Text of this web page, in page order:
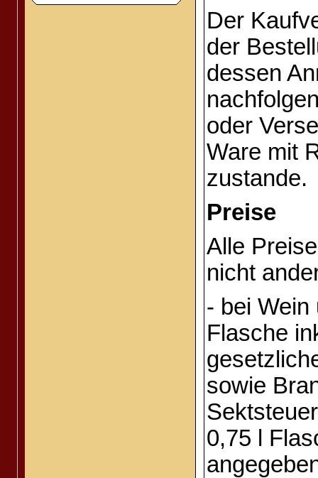
Der
der
dessen
oder
Ware mit
zustande.
Preise
Alle
nicht
- bei Wein
Flasche
sowie
0,75 l